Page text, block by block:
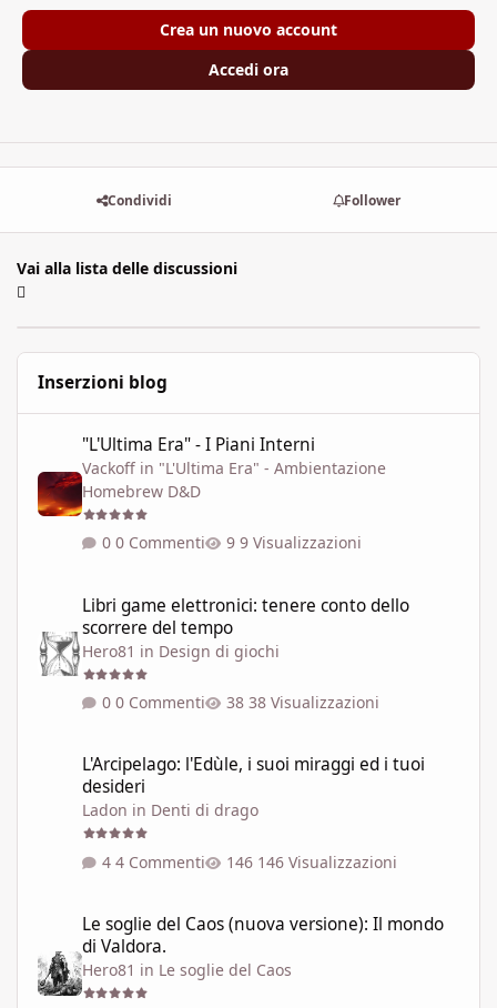
Crea un nuovo account
Accedi ora
Condividi Follower
Vai alla lista delle discussioni
Inserzioni blog
"L'Ultima Era" - I Piani Interni
Vackoff in "L'Ultima Era" - Ambientazione
Homebrew D&D
0 Commenti 9 Visualizzazioni
Libri game elettronici: tenere conto dello
scorrere del tempo
Hero81 in Design di giochi
0 Commenti 38 Visualizzazioni
L'Arcipelago: l'Edùle, i suoi miraggi ed i tuoi
desideri
Ladon in Denti di drago
4 Commenti 146 Visualizzazioni
Le soglie del Caos (nuova versione): Il mondo
di Valdora.
Hero81 in Le soglie del Caos